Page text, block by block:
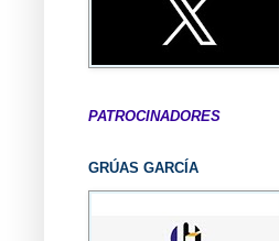
PATROCINADORES
GRÚAS GARCÍA